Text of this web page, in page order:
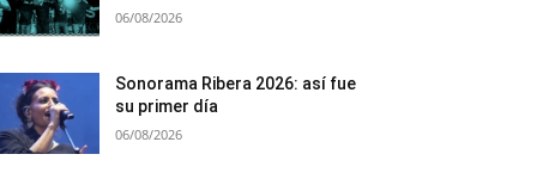
06/08/2026
Sonorama Ribera 2026: así fue
su primer día
06/08/2026